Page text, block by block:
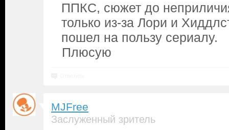
ППКС, сюжет до
только из-за Лори и
пошел на пользу сериалу.
Плюсую
MJFree
Заслуженный зритель